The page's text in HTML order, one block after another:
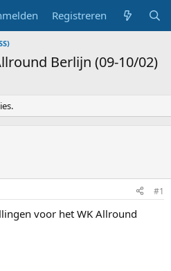
Registreren
Berlijn (09-10/02)
#1
voor het WK Allround